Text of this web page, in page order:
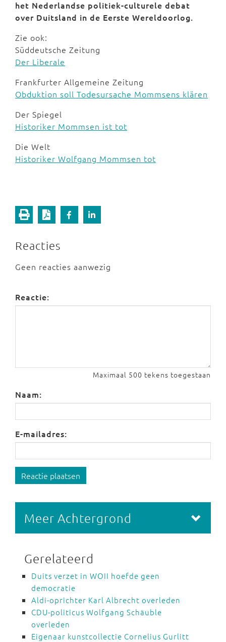
het Nederlandse politiek-culturele debat
over Duitsland in de Eerste Wereldoorlog.
Zie ook:
Süddeutsche Zeitung
Der Liberale
Frankfurter Allgemeine Zeitung
Obduktion soll Todesursache Mommsens klären
Der Spiegel
Historiker Mommsen ist tot
Die Welt
Historiker Wolfgang Mommsen tot
Reacties
Geen reacties aanwezig
Reactie:
Maximaal 500 tekens toegestaan
Naam:
E-mailadres:
Reactie plaatsen
Meer Achtergrond
Gerelateerd
Duits verzet in WOII hoefde geen
democratie
Aldi-oprichter Karl Albrecht overleden
CDU-politicus Wolfgang Schäuble
overleden
Eigenaar kunstcollectie Cornelius Gurlitt